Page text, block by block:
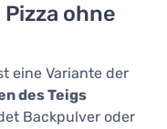
ohne
eine Variante der
des Teigs
Backpulver oder